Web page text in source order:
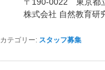
〒190-0022 東京都
株式会社 自然教育
カテゴリー: スタッフ募集